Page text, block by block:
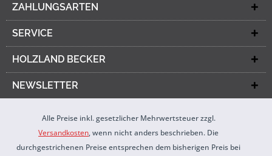
ZAHLUNGSARTEN
SERVICE
HOLZLAND BECKER
NEWSLETTER
Alle Preise inkl. gesetzlicher Mehrwertsteuer zzgl.
Versandkosten, wenn nicht anders beschrieben. Die
durchgestrichenen Preise entsprechen dem bisherigen Preis bei